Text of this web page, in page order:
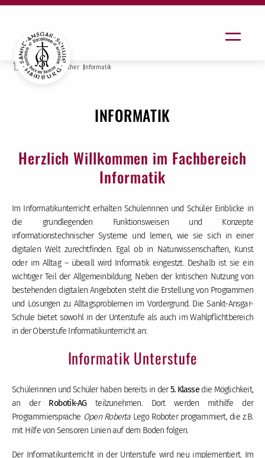
Unterricht Fächer Informatik
INFORMATIK
Herzlich Willkommen im Fachbereich
Informatik
Im Informatikunterricht erhalten Schülerinnen und Schüler Einblicke in
die grundlegenden Funktionsweisen und Konzepte
informationstechnischer Systeme und lernen, wie sie sich in einer
digitalen Welt zurechtfinden. Egal ob in Naturwissenschaften, Kunst
oder im Alltag – überall wird Informatik eingestzt. Deshalb ist sie ein
wichtiger Teil der Allgemeinbildung. Neben der kritischen Nutzung von
bestehenden digitalen Angeboten steht die Erstellung von Programmen
und Lösungen zu Alltagsproblemen im Vordergrund. Die Sankt-Ansgar-
Schule bietet sowohl in der Unterstufe als auch im Wahlpflichtbereich
in der Oberstufe Informatikunterricht an:
Informatik Unterstufe
Schülerinnen und Schüler haben bereits in der5. Klassedie Möglichkeit,
an der Robotik-AGteilzunehmen. Dort werden mithilfe der
Programmiersprache Open RobertaLego Roboter programmiert, die z.B.
mit Hilfe von Sensoren Linien auf dem Boden folgen.
Der Informatikunterricht in der Unterstufe wird neu implementiert. Im